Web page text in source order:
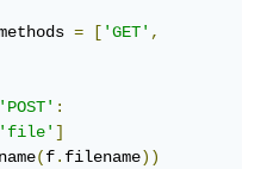
= ['GET',
'POST':
'file']
(f.filename))